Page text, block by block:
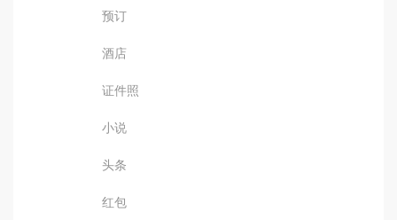
预订
酒店
证件照
小说
头条
红包